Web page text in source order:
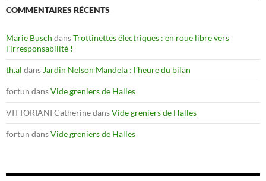
COMMENTAIRES RÉCENTS
Marie Busch dansTrottinettes électriques : en roue libre vers
l’irresponsabilité !
th.al dans Jardin Nelson Mandela : l’heure du bilan
fortun dansVide greniers de Halles
VITTORIANI CatherinedansVide greniers de Halles
fortun dansVide greniers de Halles